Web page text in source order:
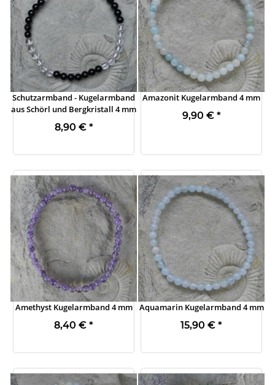
Schutzarmband - Kugelarmband
aus Schörl und Bergkristall 4 mm
8,90 € *
Amazonit Kugelarmband 4 mm
9,90 € *
Amethyst Kugelarmband 4 mm
8,40 € *
Aquamarin Kugelarmband 4 mm
15,90 € *